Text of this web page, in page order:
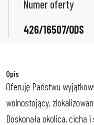
Numer oferty
426/16507/ODS
Opis
Oferuję Państwu
wolnostojący,
Doskonała okolica, cicha